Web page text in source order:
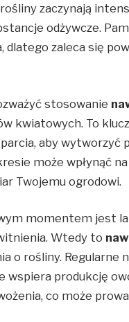
zaczynają
odżywcze.
dlatego zaleca się
stosowanie
kwiatowych. To
aby wytworzyć
może wpłynąć
Twojemu ogrodowi.
momentem jest
Wtedy to
o rośliny.
wspiera produkcję
co może